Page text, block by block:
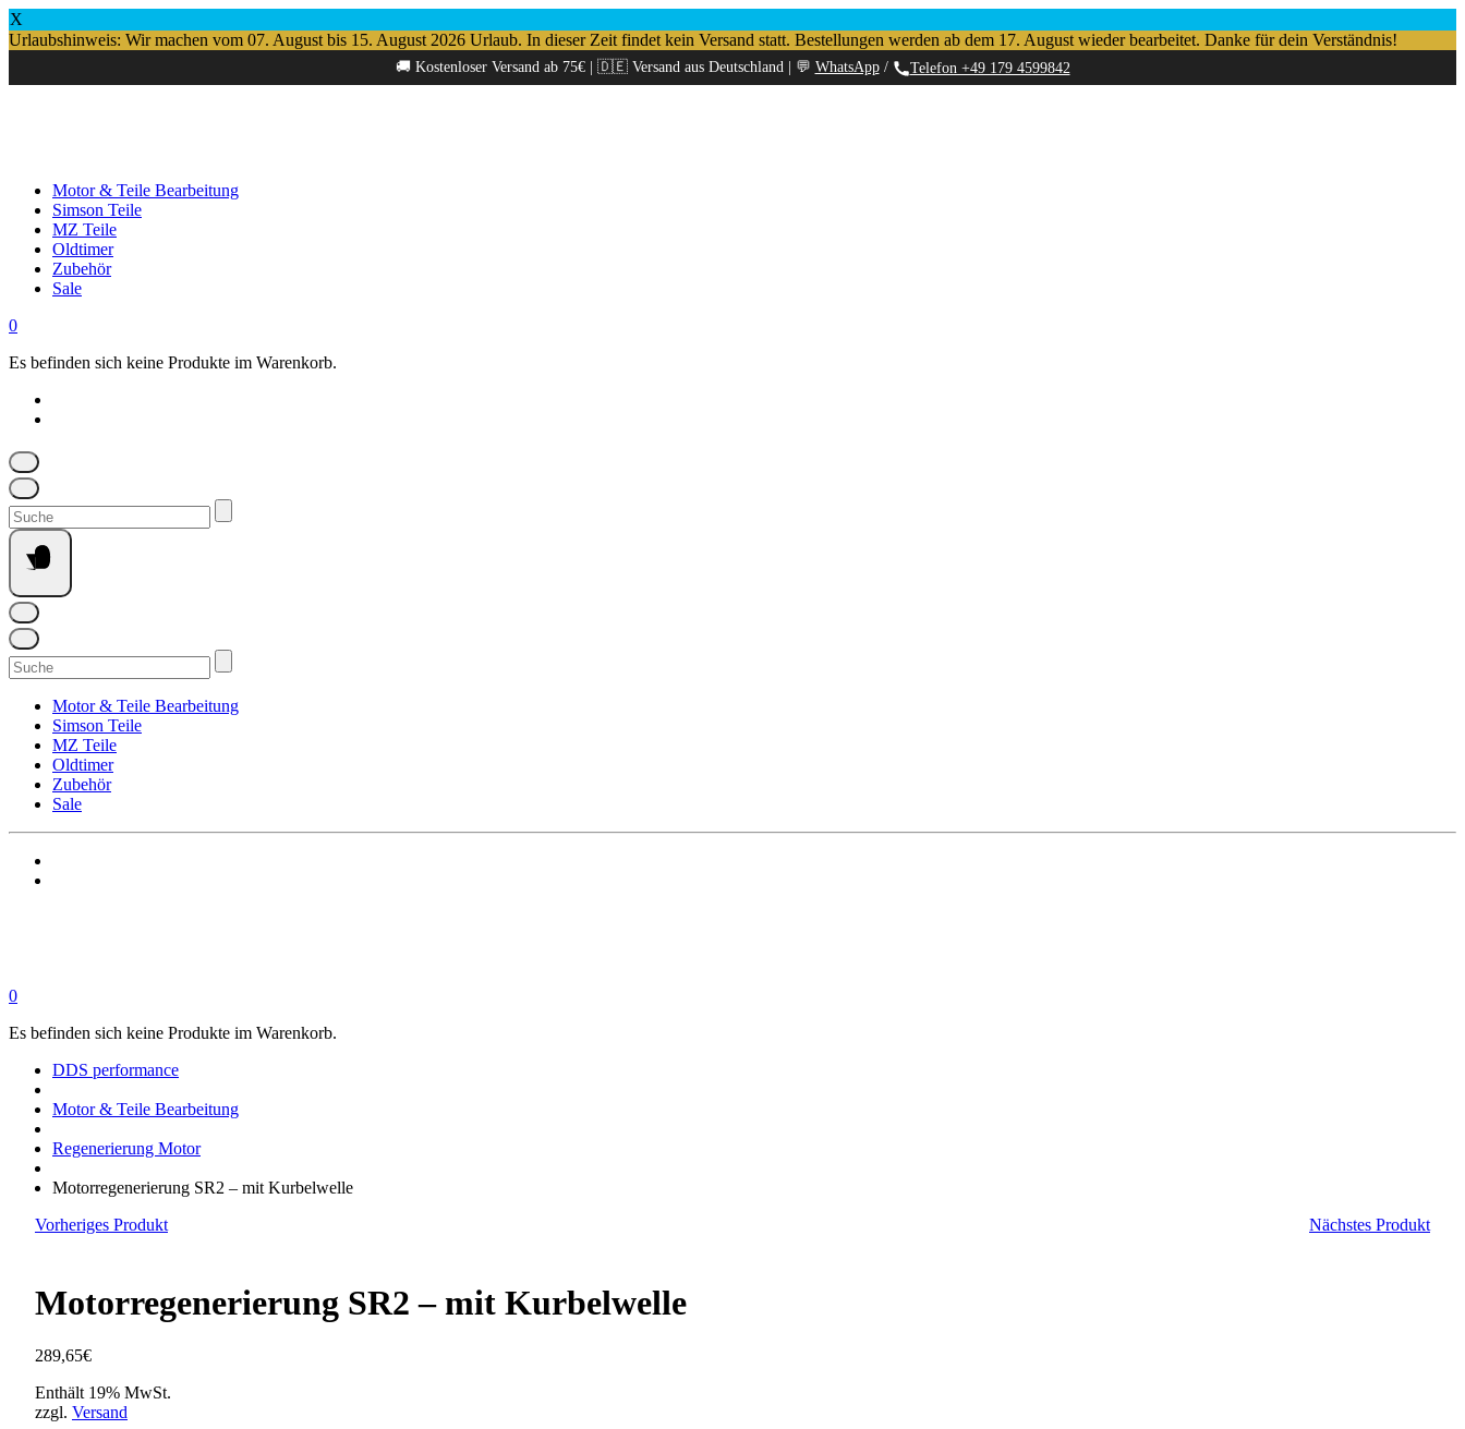
X
Urlaubshinweis: Wir machen vom 07. August bis 15. August 2026 Urlaub. In dieser Zeit findet kein Versand statt. Bestellungen werden ab dem 17. August wieder bearbeitet. Danke für dein Verständnis!
🚚 Kostenloser Versand ab 75€ | 🇩🇪 Versand aus Deutschland | 💬 WhatsApp/ Telefon +49 179 4599842
Motor & Teile Bearbeitung
Simson Teile
MZ Teile
Oldtimer
Zubehör
Sale
0
Es befinden sich keine Produkte im Warenkorb.
Suchen
nach:
Suchen
nach:
Motor & Teile Bearbeitung
Simson Teile
MZ Teile
Oldtimer
Zubehör
Sale
0
Es befinden sich keine Produkte im Warenkorb.
DDS performance
Motor & Teile Bearbeitung
Regenerierung Motor
Motorregenerierung SR2 – mit Kurbelwelle
Vorheriges Produkt
Nächstes Produkt
Motorregenerierung SR2 – mit Kurbelwelle
289,65€
Enthält 19% MwSt.
zzgl. Versand